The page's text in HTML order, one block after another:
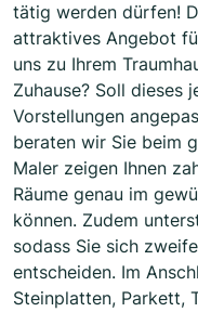
tätig werden dürfen!
attraktives Angebot
uns zu Ihrem
Zuhause? Soll dieses
Vorstellungen
beraten wir Sie beim
Maler zeigen Ihnen
Räume genau im
können. Zudem
sodass Sie sich
entscheiden. Im
Steinplatten, Parkett,